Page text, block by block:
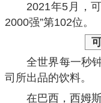
2021年5月，
2000强”第102位。
全世界每一秒
司所出品的饮料。
在巴西，西姆